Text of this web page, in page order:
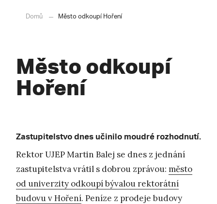
Domů Město odkoupí Hoření
Město odkoupí
Hoření
Zastupitelstvo dnes učinilo moudré rozhodnutí.
Rektor UJEP Martin Balej se dnes z jednání
zastupitelstva vrátil s dobrou zprávou: město
od univerzity odkoupí bývalou rektorátní
budovu v Hoření. Peníze z prodeje budovy